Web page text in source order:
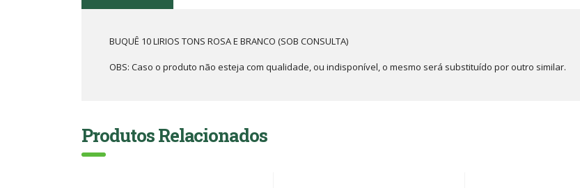
BUQUÊ 10 LIRIOS TONS ROSA E BRANCO (SOB CONSULTA)
OBS: Caso o produto não esteja com qualidade, ou indisponível, o mesmo será substituído por outro similar.
Produtos Relacionados